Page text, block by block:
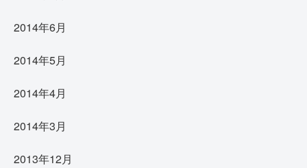
2014年6月
2014年5月
2014年4月
2014年3月
2013年12月